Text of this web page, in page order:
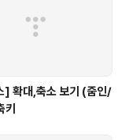
] 확대,축소 보기 (줌인/